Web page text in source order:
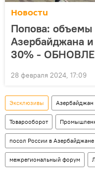
Новости
Попова: объемы
Азербайджана
30% -
28 февраля 2024, 17:09
Эксклюзивы Азербайджан
Товарооборот
посол России в
межрегиональный форум